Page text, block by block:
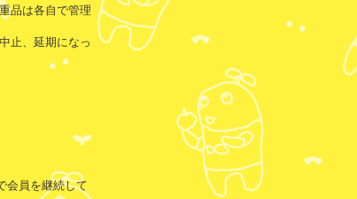
品は各自で管理
止、延期になっ
会員を継続して